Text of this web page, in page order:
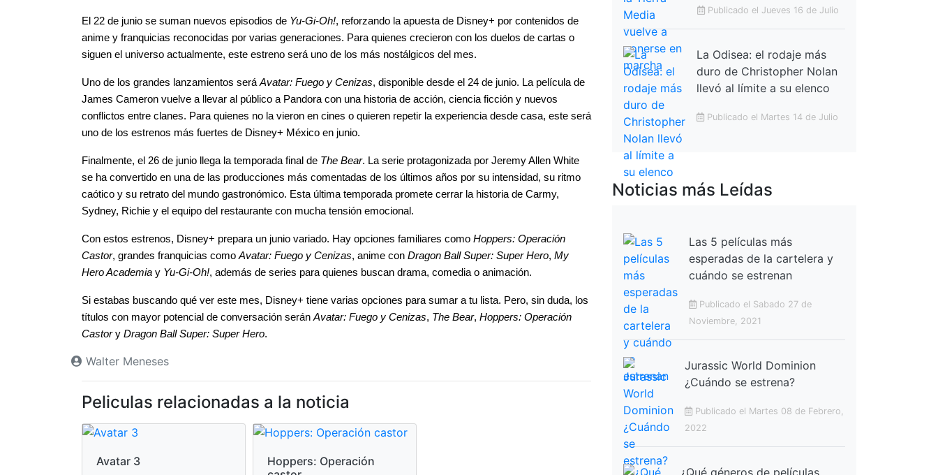
El 22 de junio se suman nuevos episodios de Yu-Gi-Oh!, reforzando la apuesta de Disney+ por contenidos de
anime y franquicias reconocidas por varias generaciones. Para quienes crecieron con los duelos de cartas o
siguen el universo actualmente, este estreno será uno de los más nostálgicos del mes.
Uno de los grandes lanzamientos será Avatar: Fuego y Cenizas, disponible desde el 24 de junio. La película de
James Cameron vuelve a llevar al público a Pandora con una historia de acción, ciencia ficción y nuevos
conflictos entre clanes. Para quienes no la vieron en cines o quieren repetir la experiencia desde casa, este será
uno de los estrenos más fuertes de Disney+ México en junio.
Finalmente, el 26 de junio llega la temporada final de The Bear. La serie protagonizada por Jeremy Allen White
se ha convertido en una de las producciones más comentadas de los últimos años por su intensidad, su ritmo
caótico y su retrato del mundo gastronómico. Esta última temporada promete cerrar la historia de Carmy,
Sydney, Richie y el equipo del restaurante con mucha tensión emocional.
Con estos estrenos, Disney+ prepara un junio variado. Hay opciones familiares como Hoppers: Operación
Castor, grandes franquicias como Avatar: Fuego y Cenizas, anime con Dragon Ball Super: Super Hero, My
Hero Academia y Yu-Gi-Oh!, además de series para quienes buscan drama, comedia o animación.
Si estabas buscando qué ver este mes, Disney+ tiene varias opciones para sumar a tu lista. Pero, sin duda, los
títulos con mayor potencial de conversación serán Avatar: Fuego y Cenizas, The Bear, Hoppers: Operación
Castor y Dragon Ball Super: Super Hero.
Walter Meneses
Peliculas relacionadas a la noticia
Avatar 3
Hoppers: Operación
Publicado el Jueves 16 de Julio
La Odisea: el rodaje más
duro de Christopher Nolan
llevó al límite a su elenco
Publicado el Martes 14 de Julio
Noticias más Leídas
Las 5 películas más
esperadas de la cartelera y
cuándo se estrenan
Publicado el Sabado 27 de
Noviembre, 2021
Jurassic World Dominion
¿Cuándo se estrena?
Publicado el Martes 08 de Febrero,
2022